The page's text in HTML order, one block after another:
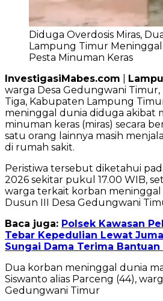
Diduga Overdosis Miras,
Lampung Timur Meninggal
Pesta Minuman Keras
InvestigasiMabes.com
warga Desa Gedungwani Timur,
Tiga, Kabupaten Lampung
meninggal dunia diduga akibat
minuman keras (miras) secara
satu orang lainnya masih
di rumah sakit.
Peristiwa tersebut diketahui
2026 sekitar pukul 17.00 WIB,
warga terkait korban meninggal
Dusun III Desa Gedungwani
Baca juga: Polsek Kawasan
Tebar Kepedulian Lewat
Sungai Dama Terima Bantuan
Dua korban meninggal dunia
Siswanto alias Parceng (44),
Gedungwani Timur